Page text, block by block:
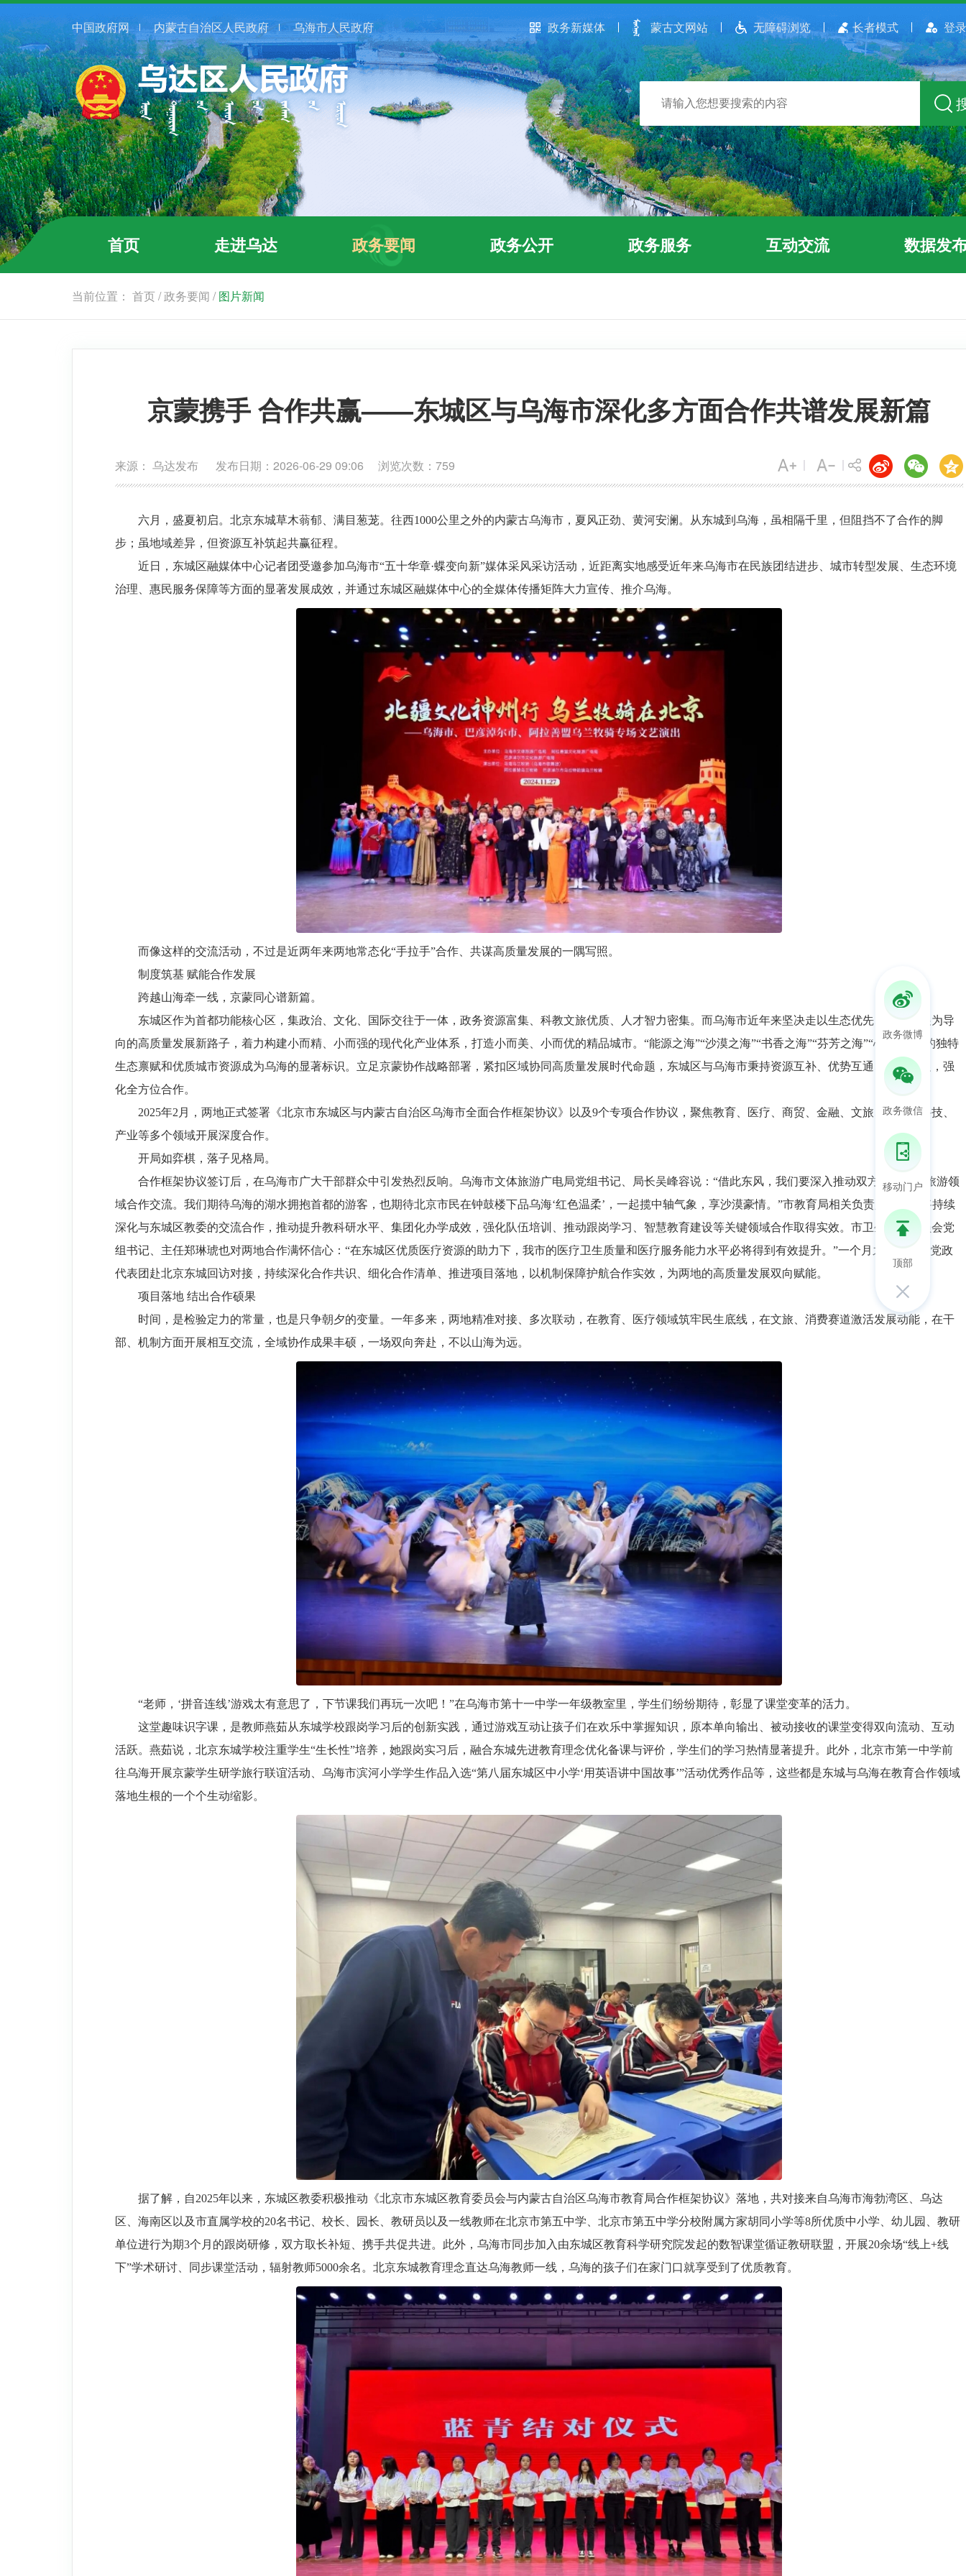
中国政府网 内蒙古自治区人民政府 乌海市人民政府 政务新媒体 蒙古文网站 无障碍浏览 长者模式 登
首页 走进乌达 政务要闻 政务公开 政务服务 互动交流 数据发
当前位置： 首页/政务要闻 /图片新闻
京蒙携手 合作共赢——东城区与乌海市深化多方面合作共谱发展新篇
来源： 乌达发布 发布日期：2026-06-29 09:06 浏览次数： 759
六月，盛夏初启。北京东城草木蓊郁、满目葱茏。往西1000公里之外的内蒙古乌海市，夏风正劲、黄河安澜。从东城到乌海，虽相隔千里，但阻挡不了合作的脚
步；虽地域差异，但资源互补筑起共赢征程。
近日，东城区融媒体中心记者团受邀参加乌海市“五十华章·蝶变向新”媒体采风采访活动，近距离实地感受近年来乌海市在民族团结进步、城市转型发展、生态环境
治理、惠民服务保障等方面的显著发展成效，并通过东城区融媒体中心的全媒体传播矩阵大力宣传、推介乌海。
而像这样的交流活动，不过是近两年来两地常态化“手拉手”合作、共谋高质量发展的一隅写照。
制度筑基 赋能合作发展
跨越山海牵一线，京蒙同心谱新篇。
东城区作为首都功能核心区，集政治、文化、国际交往于一体，政务资源富集、科教文旅优质、人才智力密集。而乌海市近年来坚决走以生态优先、绿色发展为导
向的高质量发展新路子，着力构建小而精、小而强的现代化产业体系，打造小而美、小而优的精品城市。“能源之海”“沙漠之海”“书香之海”“芬芳之海”“心灵之海”的独特
生态禀赋和优质城市资源成为乌海的显著标识。立足京蒙协作战略部署，紧扣区域协同高质量发展时代命题，东城区与乌海市秉持资源互补、优势互通、发展互促，强
化全方位合作。
2025年2月，两地正式签署《北京市东城区与内蒙古自治区乌海市全面合作框架协议》以及9个专项合作协议，聚焦教育、医疗、商贸、金融、文旅、人才、科技、
产业等多个领域开展深度合作。
开局如弈棋，落子见格局。
合作框架协议签订后，在乌海市广大干部群众中引发热烈反响。乌海市文体旅游广电局党组书记、局长吴峰容说：“借此东风，我们要深入推动双方在文化、旅游领
域合作交流。我们期待乌海的湖水拥抱首都的游客，也期待北京市民在钟鼓楼下品乌海‘红色温柔’，一起揽中轴气象，享沙漠豪情。”市教育局相关负责人表示：将持续
深化与东城区教委的交流合作，推动提升教科研水平、集团化办学成效，强化队伍培训、推动跟岗学习、智慧教育建设等关键领域合作取得实效。市卫生健康委员会党
组书记、主任郑琳琥也对两地合作满怀信心：“在东城区优质医疗资源的助力下，我市的医疗卫生质量和医疗服务能力水平必将得到有效提升。”一个月之后，乌海党政
代表团赴北京东城回访对接，持续深化合作共识、细化合作清单、推进项目落地，以机制保障护航合作实效，为两地的高质量发展双向赋能。
项目落地 结出合作硕果
时间，是检验定力的常量，也是只争朝夕的变量。一年多来，两地精准对接、多次联动，在教育、医疗领域筑牢民生底线，在文旅、消费赛道激活发展动能，在干
部、机制方面开展相互交流，全域协作成果丰硕，一场双向奔赴，不以山海为远。
“老师，‘拼音连线’游戏太有意思了，下节课我们再玩一次吧！”在乌海市第十一中学一年级教室里，学生们纷纷期待，彰显了课堂变革的活力。
这堂趣味识字课，是教师燕茹从东城学校跟岗学习后的创新实践，通过游戏互动让孩子们在欢乐中掌握知识，原本单向输出、被动接收的课堂变得双向流动、互动
活跃。燕茹说，北京东城学校注重学生“生长性”培养，她跟岗实习后，融合东城先进教育理念优化备课与评价，学生们的学习热情显著提升。此外，北京市第一中学前
往乌海开展京蒙学生研学旅行联谊活动、乌海市滨河小学学生作品入选“第八届东城区中小学‘用英语讲中国故事’”活动优秀作品等，这些都是东城与乌海在教育合作领域
落地生根的一个个生动缩影。
据了解，自2025年以来，东城区教委积极推动《北京市东城区教育委员会与内蒙古自治区乌海市教育局合作框架协议》落地，共对接来自乌海市海勃湾区、乌达
区、海南区以及市直属学校的20名书记、校长、园长、教研员以及一线教师在北京市第五中学、北京市第五中学分校附属方家胡同小学等8所优质中小学、幼儿园、教研
单位进行为期3个月的跟岗研修，双方取长补短、携手共促共进。此外，乌海市同步加入由东城区教育科学研究院发起的数智课堂循证教研联盟，开展20余场“线上+线
下”学术研讨、同步课堂活动，辐射教师5000余名。北京东城教育理念直达乌海教师一线，乌海的孩子们在家门口就享受到了优质教育。
政务微博
政务微信
移动门户
顶部